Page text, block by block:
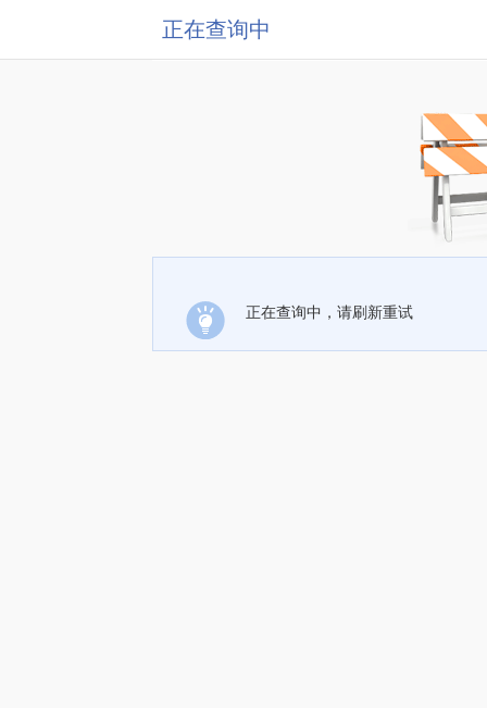
正在查询中
正在查询中，请刷新重试